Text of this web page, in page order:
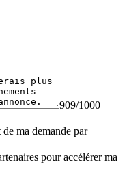
909/1000
ma demande par
pour accélérer ma